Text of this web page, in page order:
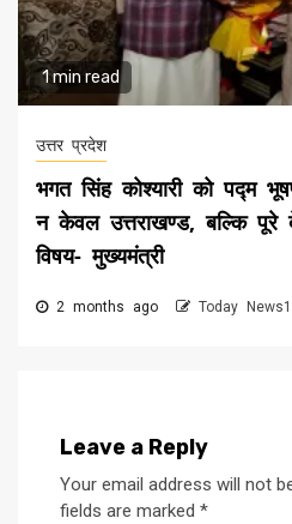
1 min read
उत्तर प्रदेश
भगत सिंह कोश्यारी को पद्म
न केवल उत्तराखण्ड, बल्कि पूरे
विषय- मुख्यमंत्री
2 months ago Today
Leave a Reply
Your email address will not
fields are marked *